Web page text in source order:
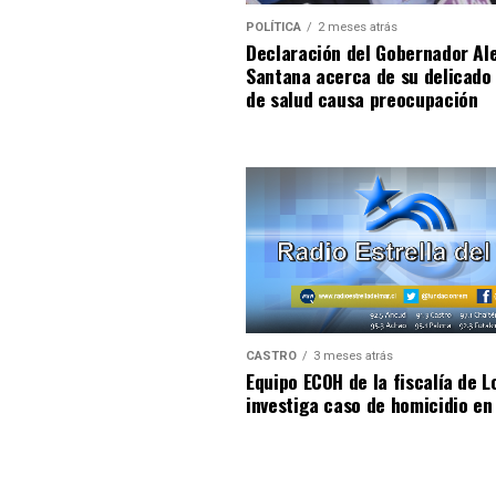
POLÍTICA 2 meses atrás
Declaración del Gobernador
Santana acerca de su
de salud causa preocupación
CASTRO 3 meses atrás
Equipo ECOH de la fiscalía de
investiga caso de homicidio